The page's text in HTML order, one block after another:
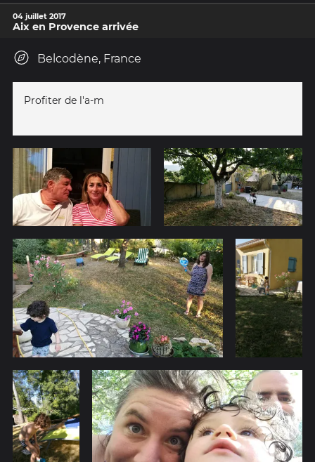
04 juillet 2017
Aix en Provence arrivée
Belcodène, France
Profiter de l'a-m